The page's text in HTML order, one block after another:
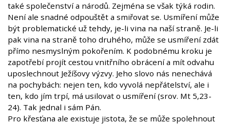
také společenství a národů. Zejména se však týká rodin.
Není ale snadné odpouštět a smiřovat se. Usmíření může
být problematické už tehdy, je-li vina na naší straně. Je-li
pak vina na straně toho druhého, může se usmíření zdát
přímo nesmyslným pokořením. K podobnému kroku je
zapotřebí projít cestou vnitřního obrácení a mít odvahu
uposlechnout Ježíšovy výzvy. Jeho slovo nás nenechává
na pochybách: nejen ten, kdo vyvolá nepřátelství, ale i
ten, kdo jím trpí, má usilovat o usmíření (srov. Mt 5,23-
24). Tak jednal i sám Pán.
Pro křesťana ale existuje jistota, že se může spolehnout